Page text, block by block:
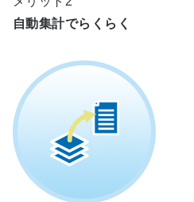
自動集計でらくらく